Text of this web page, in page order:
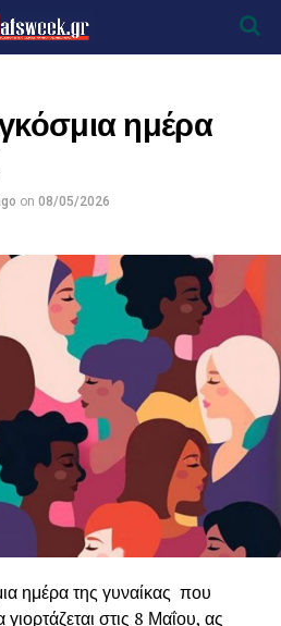
ημέρα
on 08/05/2026
ημέρα της γυναίκας που
στις 8 Μαΐου, ας